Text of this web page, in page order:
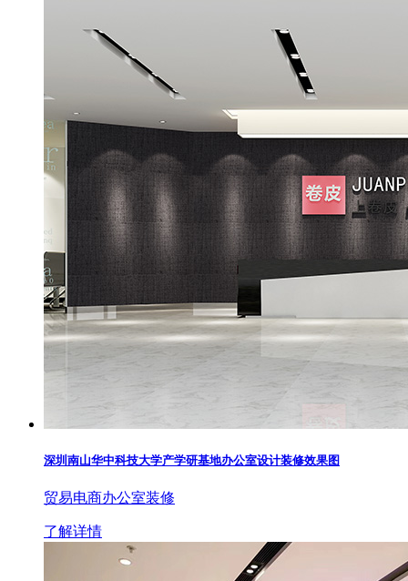
深圳南山华中科技大学产学研基地办公室设计装修效果图
贸易电商办公室装修
了解详情